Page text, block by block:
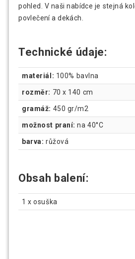
pohled. V naši nabídce je stejná
povlečení a dekách.
Technické údaje:
materiál: 100% bavlna
rozměr: 70 x 140 cm
gramáž: 450 gr/m2
možnost praní: na 40°C
barva: růžová
Obsah balení:
1 x osuška